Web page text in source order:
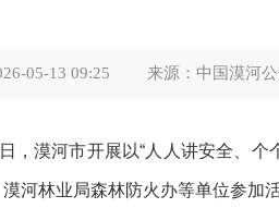
05-13 09:25 来源： 中国漠河
，漠河市开展以“人人讲安全、
河林业局森林防火办等单位参加活